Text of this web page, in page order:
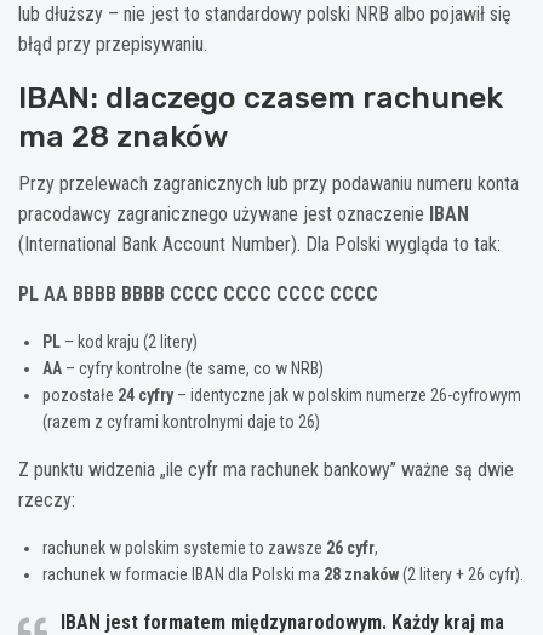
lub dłuższy – nie jest to standardowy polski NRB albo pojawił się
błąd przy przepisywaniu.
IBAN: dlaczego czasem rachunek
ma 28 znaków
Przy przelewach zagranicznych lub przy podawaniu numeru konta
pracodawcy zagranicznego używane jest oznaczenie IBAN
(International Bank Account Number). Dla Polski wygląda to tak:
PL AA BBBB BBBB CCCC CCCC CCCC CCCC
PL – kod kraju (2 litery)
AA – cyfry kontrolne (te same, co w NRB)
pozostałe 24 cyfry– identyczne jak w polskim numerze 26-cyfrowym
(razem z cyframi kontrolnymi daje to 26)
Z punktu widzenia „ile cyfr ma rachunek bankowy” ważne są dwie
rzeczy:
rachunek w polskim systemie to zawsze 26 cyfr,
rachunek w formacie IBAN dla Polski ma 28 znaków(2 litery + 26 cyfr).
IBAN jest formatem międzynarodowym. Każdy kraj ma